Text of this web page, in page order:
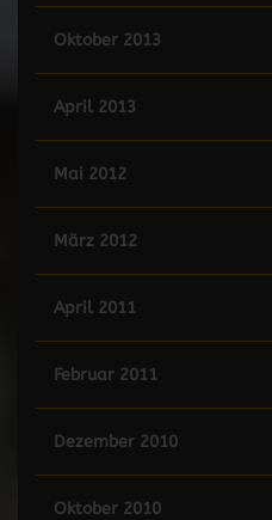
Oktober 2013
April 2013
Mai 2012
März 2012
April 2011
Februar 2011
Dezember 2010
Oktober 2010